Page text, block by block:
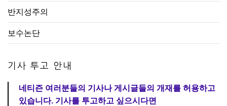
반지성주의
보수논단
기사 투고 안내
네티즌 여러분들의 기사나 게시글들의 개재를 허용하고
있습니다. 기사를 투고하고 싶으시다면